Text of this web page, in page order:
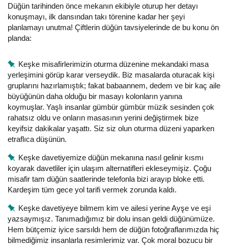
Düğün tarihinden önce mekanın ekibiyle oturup her detayı
konuşmayı, ilk dansından takı törenine kadar her şeyi
planlamayı unutma! Çiftlerin düğün tavsiyelerinde de bu konu ön
planda:
Keşke misafirlerimizin oturma düzenine mekandaki masa
yerleşimini görüp karar verseydik. Biz masalarda oturacak kişi
gruplarını hazırlamıştık; fakat babaannem, dedem ve bir kaç aile
büyüğünün daha olduğu bir masayı kolonların yanına
koymuşlar. Yaşlı insanlar gümbür gümbür müzik sesinden çok
rahatsız oldu ve onların masasının yerini değiştirmek bize
keyifsiz dakikalar yaşattı. Siz siz olun oturma düzeni yaparken
etraflıca düşünün.
Keşke davetiyemize düğün mekanına nasıl gelinir kısmı
koyarak davetliler için ulaşım alternatifleri ekleseymişiz. Çoğu
misafir tam düğün saatlerinde telefonla bizi arayıp bloke etti.
Kardeşim tüm gece yol tarifi vermek zorunda kaldı.
Keşke davetiyeye bilmem kim ve ailesi yerine Ayşe ve eşi
yazsaymışız. Tanımadığımız bir dolu insan geldi düğünümüze.
Hem bütçemiz iyice sarsıldı hem de düğün fotoğraflarımızda hiç
bilmediğimiz insanlarla resimlerimiz var. Çok moral bozucu bir